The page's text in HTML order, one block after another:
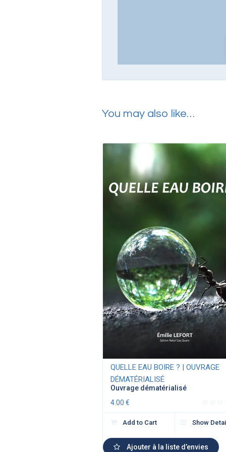
You may also like…
QUELLE EAU BOIRE ? | OUVRAGE
DÉMATÉRIALISÉ
Ouvrage dématérialisé
4.00 €
Add to Cart Show
Ajouter à la liste d’envies